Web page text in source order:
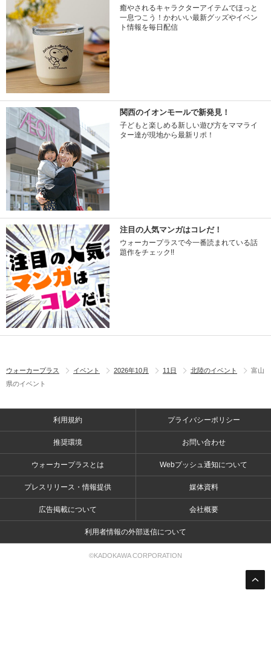
癒やされるキャラクターアイテムでほっと
一息つこう！かわいい最新グッズやイベン
ト情報を毎日配信
関西のイオンモールで新発見！
子どもと楽しめる新しい遊び方をママライ
ター達が現地から最新リポ！
注目の人気マンガはコレだ！
ウォーカープラスで今一番読まれている話
題作をチェック!!
ウォーカープラス イベント 2026年10月 11日 北陸のイベント
富山
県のイベント
利用規約 プライバシーポリシー
推奨環境 お問い合わせ
ウォーカープラスとは Webプッシュ通知について
プレスリリース・情報提供 媒体資料
広告掲載について 会社概要
利用者情報の外部送信について
©KADOKAWA CORPORATION